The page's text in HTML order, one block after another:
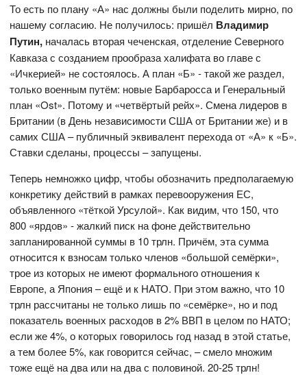
То есть по плану «А» нас должны были поделить мирно, по
нашему согласию. Не получилось: пришёл Владимир
Путин, началась вторая чеченская, отделение Северного
Кавказа с созданием прообраза халифата во главе с
«Ичкерией» не состоялось. А план «Б» - такой же раздел,
только военным путём: новые Барбаросса и Генеральный
план «Ost». Потому и «четвёртый рейх». Смена лидеров в
Британии (в День независимости США от Британии же) и в
самих США – публичный эквивалент перехода от «А» к «Б».
Ставки сделаны, процессы – запущены.
Теперь немножко цифр, чтобы обозначить предполагаемую
конкретику действий в рамках перевооружения ЕС,
объявленного «тёткой Урсулой». Как видим, что 150, что
800 «ярдов» - жалкий писк на фоне действительно
запланированной суммы в 10 трлн. Причём, эта сумма
относится к взносам только членов «большой семёрки»,
трое из которых не имеют формального отношения к
Европе, а Япония – ещё и к НАТО. При этом важно, что 10
трлн рассчитаны не только лишь по «семёрке», но и под
показатель военных расходов в 2% ВВП в целом по НАТО;
если же 4%, о которых говорилось год назад в этой статье,
а тем более 5%, как говорится сейчас, – смело множим
тоже ещё на два или на два с половиной. 20-25 трлн!